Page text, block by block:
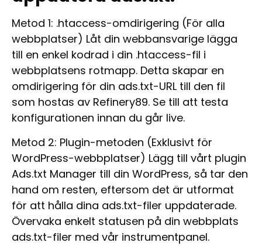
Metod 1: .htaccess-omdirigering (För alla
webbplatser) Låt din webbansvarige lägga
till en enkel kodrad i din .htaccess-fil i
webbplatsens rotmapp. Detta skapar en
omdirigering för din ads.txt-URL till den fil
som hostas av Refinery89. Se till att testa
konfigurationen innan du går live.
Metod 2: Plugin-metoden (Exklusivt för
WordPress-webbplatser) Lägg till vårt plugin
Ads.txt Manager till din WordPress, så tar den
hand om resten, eftersom det är utformat
för att hålla dina ads.txt-filer uppdaterade.
Övervaka enkelt statusen på din webbplats
ads.txt-filer med vår instrumentpanel.